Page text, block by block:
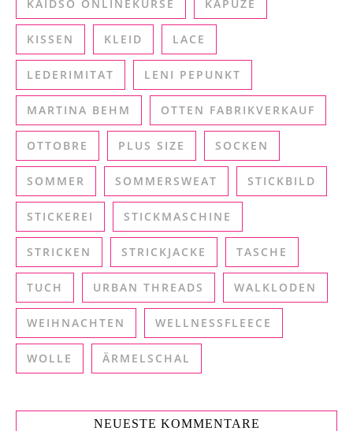
KAIDSO ONLINEKURSE KAPUZE
KISSEN KLEID LACE
LEDERIMITAT LENI PEPUNKT
MARTINA BEHM OTTEN FABRIKVERKAUF
OTTOBRE PLUS SIZE SOCKEN
SOMMER SOMMERSWEAT STICKBILD
STICKEREI STICKMASCHINE
STRICKEN STRICKJACKE TASCHE
TUCH URBAN THREADS WALKLODEN
WEIHNACHTEN WELLNESSFLEECE
WOLLE ÄRMELSCHAL
NEUESTE KOMMENTARE